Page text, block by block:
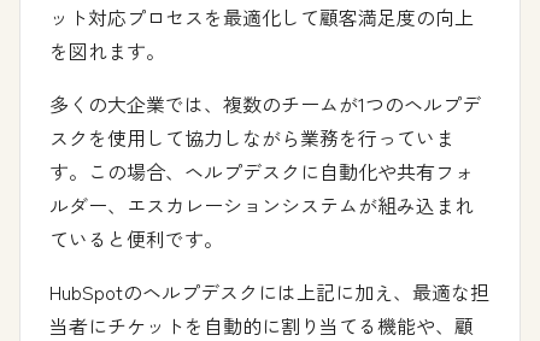
ット対応プロセスを最適化して顧客満足度の向上
を図れます。
多くの大企業では、複数のチームが1つのヘルプデ
スクを使用して協力しながら業務を行っていま
す。この場合、ヘルプデスクに自動化や共有フォ
ルダー、エスカレーションシステムが組み込まれ
ていると便利です。
HubSpotのヘルプデスクには上記に加え、最適な担
当者にチケットを自動的に割り当てる機能や、顧